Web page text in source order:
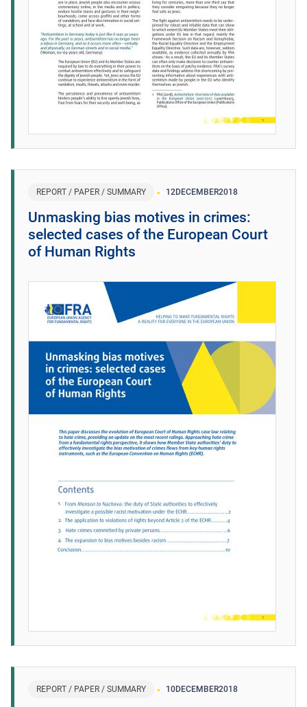
REPORT / PAPER / SUMMARY 12DECEMBER2018
Unmasking bias motives in crimes:
selected cases of the European Court
of Human Rights
REPORT / PAPER / SUMMARY 10DECEMBER2018